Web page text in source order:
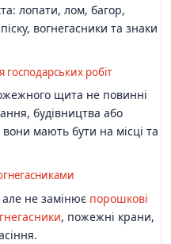
лопати, лом, багор,
вогнегасники та знаки
господарських робіт
щита не повинні
будівництва або
мають бути на місці та
не замінює порошкові
, пожежні крани,